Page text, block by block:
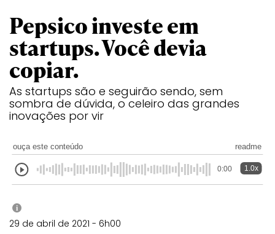
Pepsico investe em
startups. Você devia
copiar.
As startups são e seguirão sendo, sem
sombra de dúvida, o celeiro das grandes
inovações por vir
ouça este conteúdo readme
0:00 1.0x
i
29 de abril de 2021 - 6h00